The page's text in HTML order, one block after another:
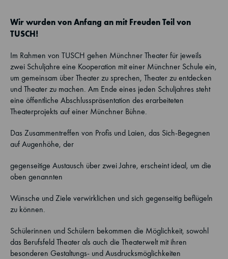
Wir wurden von Anfang an mit Freuden Teil von
TUSCH!
Im Rahmen von TUSCH gehen Münchner Theater für jeweils
zwei Schuljahre eine Kooperation mit einer Münchner Schule ein,
um gemeinsam über Theater zu sprechen, Theater zu entdecken
und Theater zu machen. Am Ende eines jeden Schuljahres steht
eine öffentliche Abschlusspräsentation des erarbeiteten
Theaterprojekts auf einer Münchner Bühne.
Das Zusammentreffen von Profis und Laien, das Sich-Begegnen
auf Augenhöhe, der
gegenseitige Austausch über zwei Jahre, erscheint ideal, um die
oben genannten
Wünsche und Ziele verwirklichen und sich gegenseitig beflügeln
zu können.
Schülerinnen und Schülern bekommen die Möglichkeit, sowohl
das Berufsfeld Theater als auch die Theaterwelt mit ihren
besonderen Gestaltungs- und Ausdrucksmöglichkeiten